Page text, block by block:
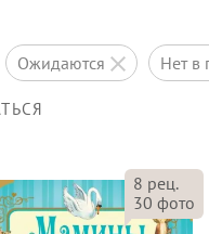
ожидаются нет
8 рец.
30 фото